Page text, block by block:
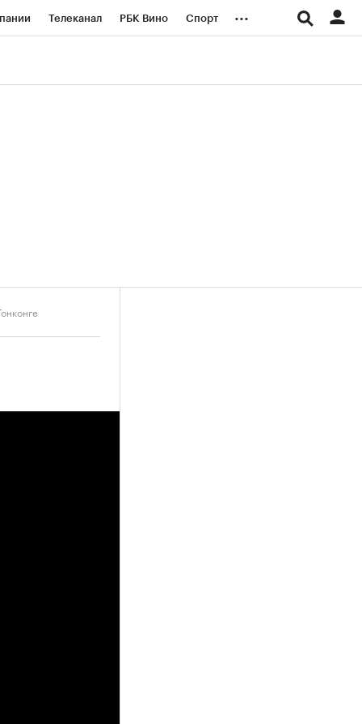
Телеканал РБК Вино Спорт ...